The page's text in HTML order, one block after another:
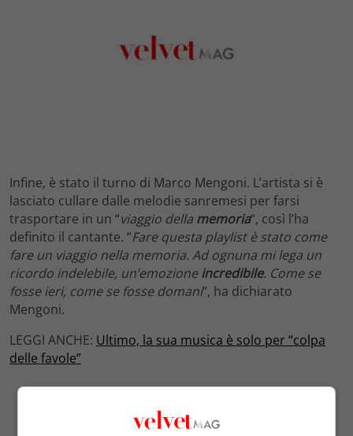
Infine, è stato il turno di Marco Mengoni. L’artista si è
lasciato cullare dalle melodie sanremesi per farsi
trasportare in un “viaggio della memoria“, così l’ha
definito il cantante. “Fare questa playlist è stato come
fare un viaggio nella memoria. Ad ognuna mi lega un
ricordo indelebile, un’emozioneincredibile. Come se
fosse ieri, come se fosse domani“, ha dichiarato
Mengoni.
LEGGI ANCHE: Ultimo, la sua musica è solo per “colpa
delle favole”